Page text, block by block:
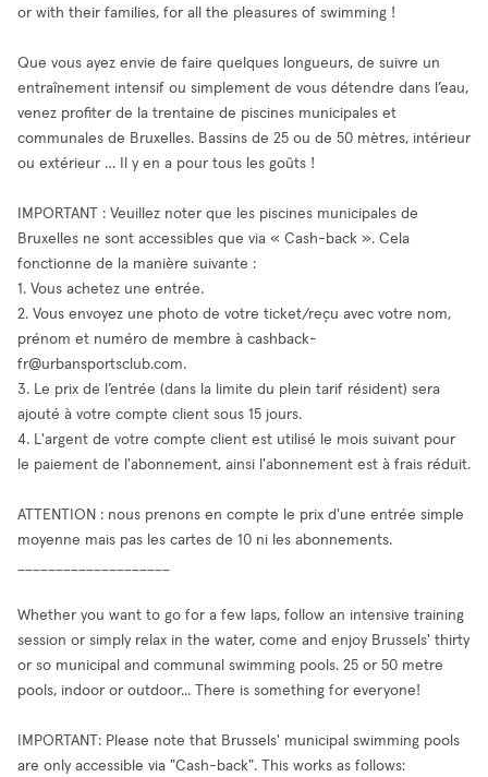
or with their families, for all the pleasures of swimming !
Que vous ayez envie de faire quelques longueurs, de suivre un
entraînement intensif ou simplement de vous détendre dans l’eau,
venez profiter de la trentaine de piscines municipales et
communales de Bruxelles. Bassins de 25 ou de 50 mètres, intérieur
ou extérieur … Il y en a pour tous les goûts !
IMPORTANT : Veuillez noter que les piscines municipales de
Bruxelles ne sont accessibles que via « Cash-back ». Cela
fonctionne de la manière suivante :
1. Vous achetez une entrée.
2. Vous envoyez une photo de votre ticket/reçu avec votre nom,
prénom et numéro de membre à cashback-
fr@urbansportsclub.com.
3. Le prix de l’entrée (dans la limite du plein tarif résident) sera
ajouté à votre compte client sous 15 jours.
4. L'argent de votre compte client est utilisé le mois suivant pour
le paiement de l'abonnement, ainsi l'abonnement est à frais réduit.
ATTENTION : nous prenons en compte le prix d'une entrée simple
moyenne mais pas les cartes de 10 ni les abonnements.
Whether you want to go for a few laps, follow an intensive training
session or simply relax in the water, come and enjoy Brussels' thirty
or so municipal and communal swimming pools. 25 or 50 metre
pools, indoor or outdoor... There is something for everyone!
IMPORTANT: Please note that Brussels' municipal swimming pools
are only accessible via "Cash-back". This works as follows: